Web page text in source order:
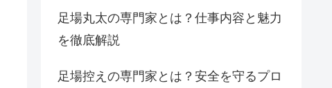
足場丸太の専門家とは？仕事内容と魅力
を徹底解説
足場控えの専門家とは？安全を守るプロ